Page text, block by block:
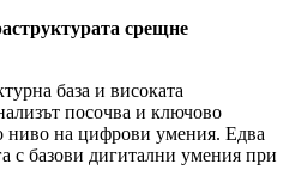
срещне
база и високата
посочва и ключово
ниво на цифрови умения. Едва
с базови дигитални умения при